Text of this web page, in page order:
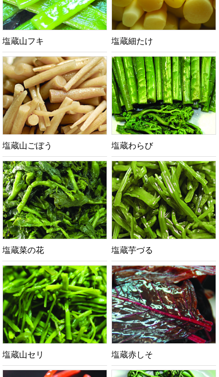
塩蔵山フキ 塩蔵細たけ
塩蔵山ごぼう 塩蔵わらび
塩蔵菜の花 塩蔵芋づる
塩蔵山セリ 塩蔵赤しそ